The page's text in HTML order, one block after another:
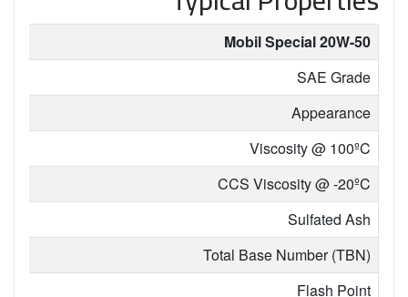
Mobil Special 20W-50
SAE Grade
Appearance
Viscosity @ 100ºC
CCS Viscosity @ -20ºC
Sulfated Ash
Total Base Number (TBN)
Flash Point